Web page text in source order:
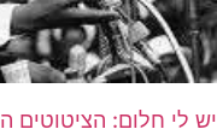
יש לי חלום: הציטוטים